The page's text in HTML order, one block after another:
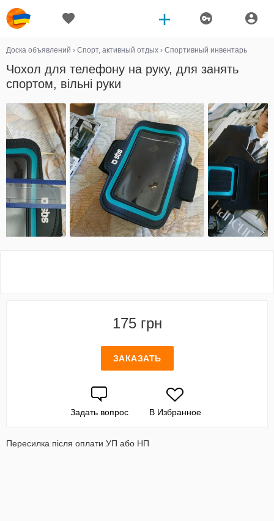
Доска объявлений › Спорт, активный отдых › Спортивный инвентарь
Чохол для телефону на руку, для занять
спортом, вільні руки
175 грн
ЗАКАЗАТЬ
Задать вопрос В Избранное
Пересилка після оплати УП або НП